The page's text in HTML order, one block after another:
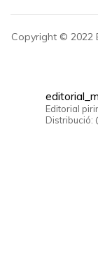
Copyright © 2022
Editorial
Distribució: